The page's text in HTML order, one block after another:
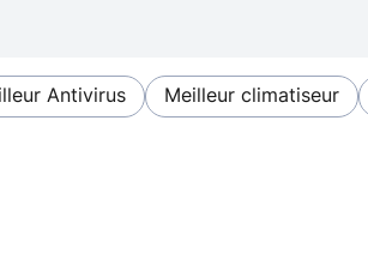
Antivirus Meilleur climatiseur